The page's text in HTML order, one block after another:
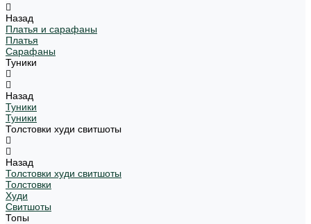
Назад
Платья и сарафаны
Платья
Сарафаны
Туники
Назад
Туники
Туники
Толстовки худи свитшоты
Назад
Толстовки худи свитшоты
Толстовки
Худи
Свитшоты
Топы